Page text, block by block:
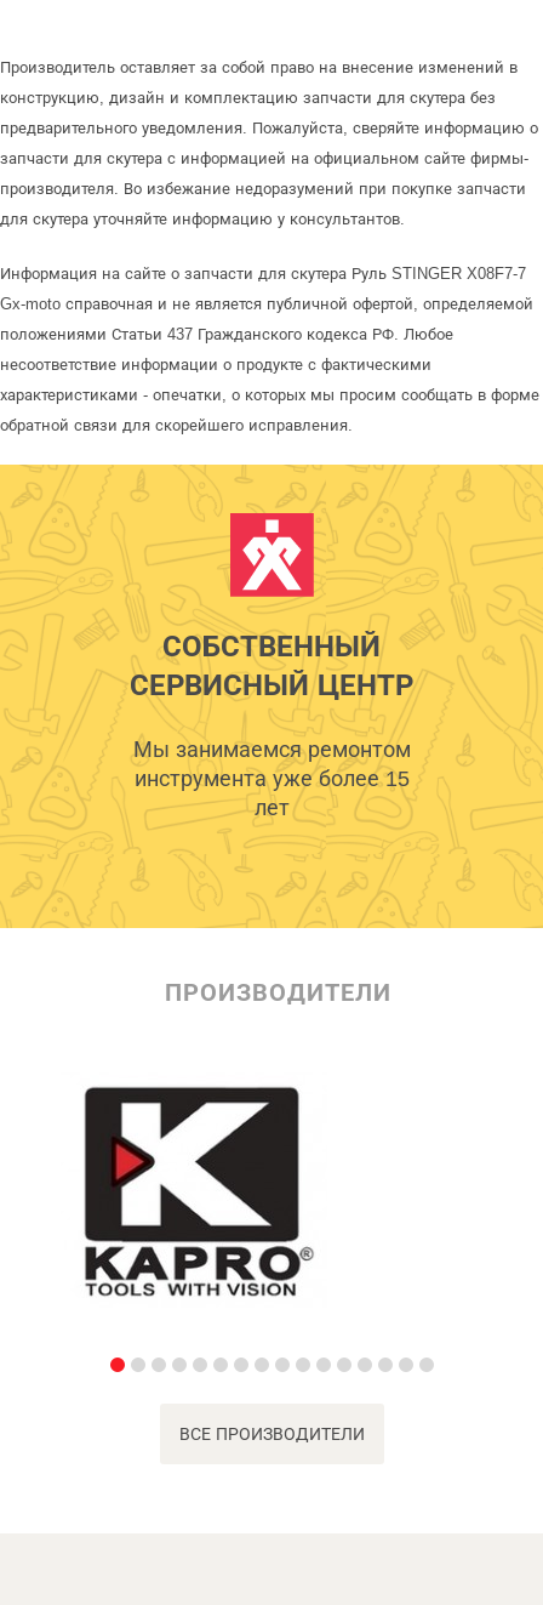
Производитель оставляет за собой право на внесение изменений в
конструкцию, дизайн и комплектацию запчасти для скутера без
предварительного уведомления. Пожалуйста, сверяйте информацию о
запчасти для скутера с информацией на официальном сайте фирмы-
производителя. Во избежание недоразумений при покупке запчасти
для скутера уточняйте информацию у консультантов.
Информация на сайте о запчасти для скутера Руль STINGER X08F7-7
Gx-moto справочная и не является публичной офертой, определяемой
положениями Статьи 437 Гражданского кодекса РФ. Любое
несоответствие информации о продукте с фактическими
характеристиками - опечатки, о которых мы просим сообщать в форме
обратной связи для скорейшего исправления.
СОБСТВЕННЫЙ
СЕРВИСНЫЙ ЦЕНТР
Мы занимаемся ремонтом
инструмента уже более 15
лет
ПРОИЗВОДИТЕЛИ
ВСЕ ПРОИЗВОДИТЕЛИ